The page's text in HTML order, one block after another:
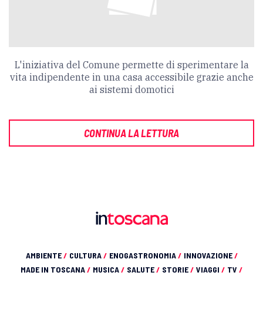
L'iniziativa del Comune permette di sperimentare la
vita indipendente in una casa accessibile grazie anche
ai sistemi domotici
CONTINUA LA LETTURA
AMBIENTE/ CULTURA/ ENOGASTRONOMIA/ INNOVAZIONE/
MADE IN TOSCANA/ MUSICA/ SALUTE/ STORIE/ VIAGGI / TV /